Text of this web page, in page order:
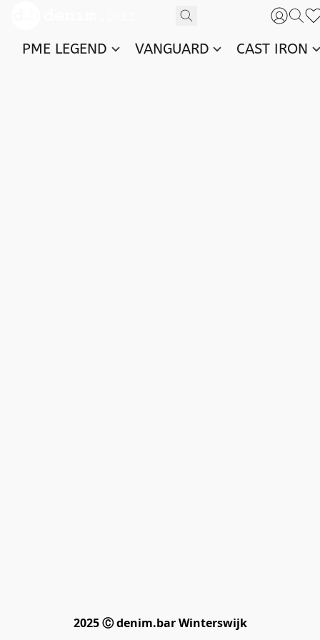
PME LEGEND VANGUARD CAST IRON
2025 Ⓒ denim.bar Winterswijk